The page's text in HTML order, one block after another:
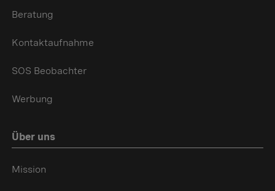
Beratung
Kontaktaufnahme
SOS Beobachter
Werbung
Über uns
Mission